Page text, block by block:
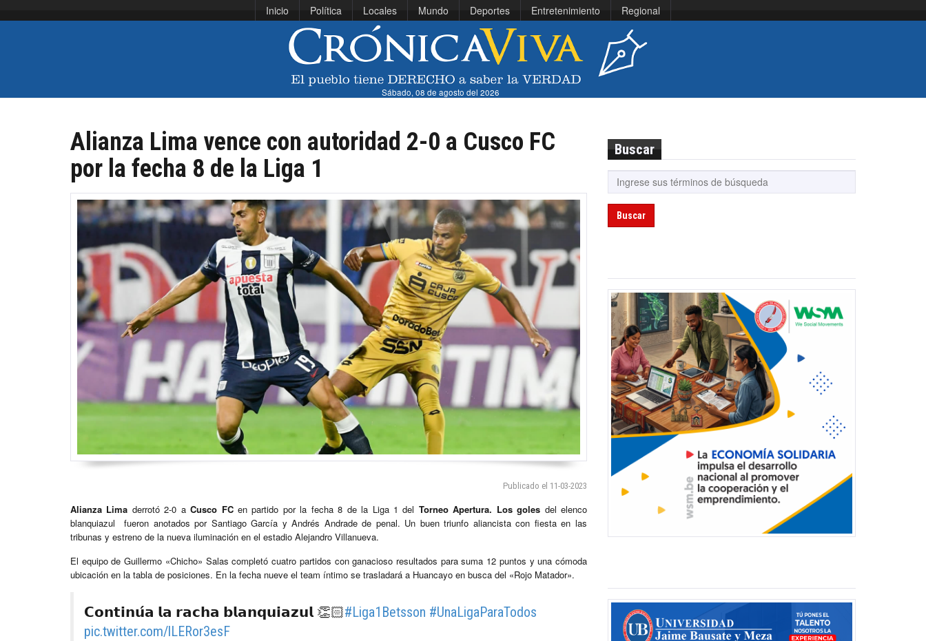
Inicio Política Locales Mundo Deportes Entretenimiento Regional
Sábado, 08 de agosto del 2026
Alianza Lima vence con autoridad 2-0 a Cusco FC
por la fecha 8 de la Liga 1
Publicado el 11-03-2023
Alianza Lima derrotó 2-0 aCusco FCen partido por la fecha 8 de la Liga 1 del Torneo Apertura. Los goles del elenco
blanquiazul fueron anotados por Santiago García y Andrés Andrade de penal. Un buen triunfo aliancista con fiesta en las
tribunas y estreno de la nueva iluminación en el estadio Alejandro Villanueva.
El equipo de Guillermo «Chicho» Salas completó cuatro partidos con ganacioso resultados para suma 12 puntos y una cómoda
ubicación en la tabla de posiciones. En la fecha nueve el team íntimo se trasladará a Huancayo en busca del «Rojo Matador».
𝗖𝗼𝗻𝘁𝗶𝗻𝘂́𝗮 𝗹𝗮 𝗿𝗮𝗰𝗵𝗮 𝗯𝗹𝗮𝗻𝗾𝘂𝗶𝗮𝘇𝘂𝗹 👏🏻#Liga1Betsson #UnaLigaParaTodos
pic.twitter.com/lLERor3esF
Buscar
Buscar